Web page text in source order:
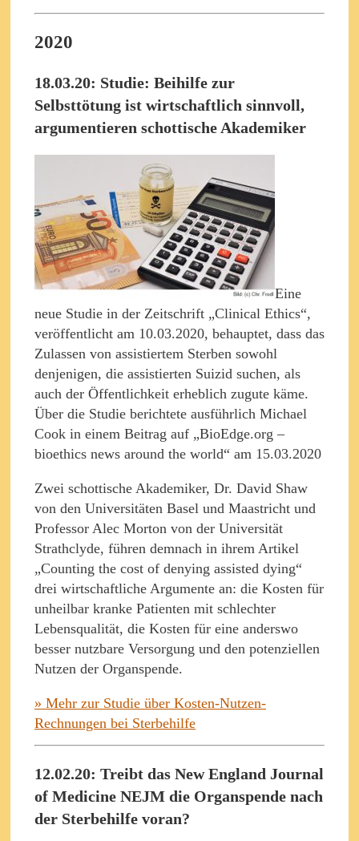
2020
18.03.20: Studie: Beihilfe zur
Selbsttötung ist wirtschaftlich sinnvoll,
argumentieren schottische Akademiker
Eine
neue Studie in der Zeitschrift „Clinical Ethics“,
veröffentlicht am 10.03.2020, behauptet, dass das
Zulassen von assistiertem Sterben sowohl
denjenigen, die assistierten Suizid suchen, als
auch der Öffentlichkeit erheblich zugute käme.
Über die Studie berichtete ausführlich Michael
Cook in einem Beitrag auf „BioEdge.org –
bioethics news around the world“ am 15.03.2020
Zwei schottische Akademiker, Dr. David Shaw
von den Universitäten Basel und Maastricht und
Professor Alec Morton von der Universität
Strathclyde, führen demnach in ihrem Artikel
„Counting the cost of denying assisted dying“
drei wirtschaftliche Argumente an: die Kosten für
unheilbar kranke Patienten mit schlechter
Lebensqualität, die Kosten für eine anderswo
besser nutzbare Versorgung und den potenziellen
Nutzen der Organspende.
» Mehr zur Studie über Kosten-Nutzen-
Rechnungen bei Sterbehilfe
12.02.20: Treibt das New England Journal
of Medicine NEJM die Organspende nach
der Sterbehilfe voran?